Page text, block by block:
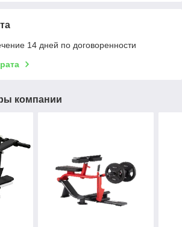
14 дней по договоренности
компании